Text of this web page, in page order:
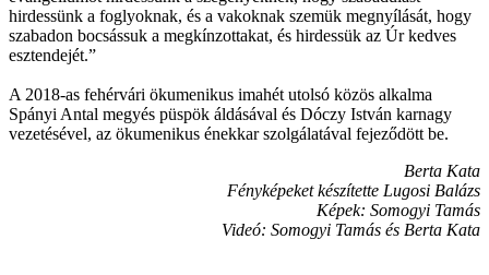
hirdessünk a foglyoknak, és a vakoknak szemük megnyílását, hogy
szabadon bocsássuk a megkínzottakat, és hirdessük az Úr kedves
esztendejét.”
A 2018-as fehérvári ökumenikus imahét utolsó közös alkalma
Spányi Antal megyés püspök áldásával és Dóczy István karnagy
vezetésével, az ökumenikus énekkar szolgálatával fejeződött be.
Berta Kata
Fényképeket készítette Lugosi Balázs
Képek: Somogyi Tamás
Videó: Somogyi Tamás és Berta Kata